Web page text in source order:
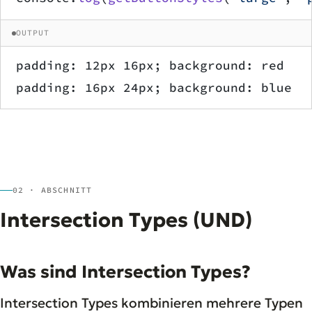
OUTPUT
padding: 12px 16px; background: red
padding: 16px 24px; background: blue
02 · ABSCHNITT
Intersection Types (UND)
Was sind Intersection Types?
Intersection Types kombinieren mehrere Typen